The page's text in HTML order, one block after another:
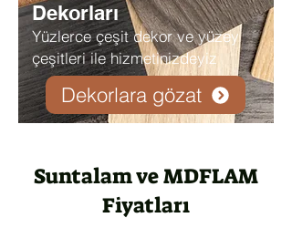
Dekorları
Yüzlerce çeşit dekor ve yüzey
çeşitleri ile hizmetinizdeyiz
Dekorlara gözat
Suntalam ve MDFLAM
Fiyatları